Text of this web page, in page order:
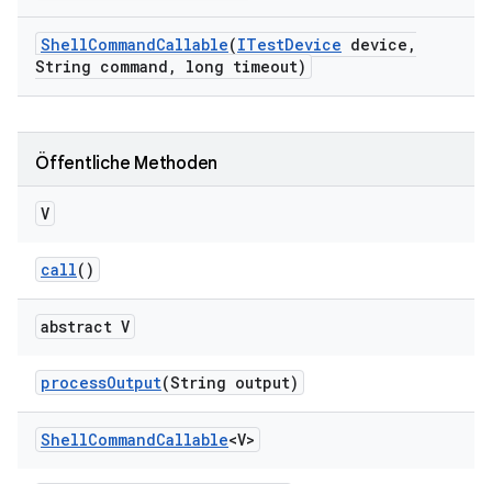
ShellCommandCallable(ITestDevice device ,
String command , long timeout)
Öffentliche Methoden
V
call()
abstract V
processOutput(String output)
ShellCommandCallable<V>